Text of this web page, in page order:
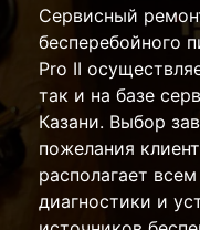
Сервисный
бесперебойного
Pro II
так и на базе
Казани. Выбор
пожелания
располагает
диагностики и